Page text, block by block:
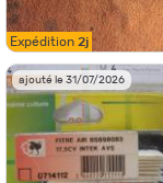
Expédition 2j
ajouté le 31/07/2026